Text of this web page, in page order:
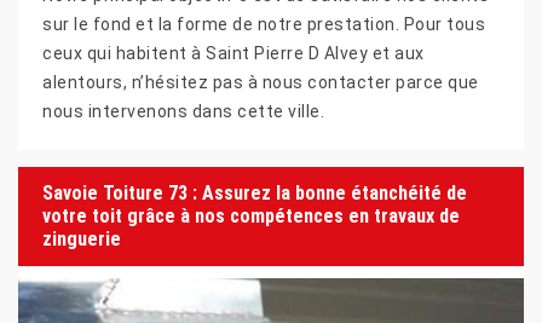
sur le fond et la forme de notre prestation. Pour tous
ceux qui habitent à Saint Pierre D Alvey et aux
alentours, n’hésitez pas à nous contacter parce que
nous intervenons dans cette ville.
Savoie Toiture 73 : Assurez la bonne étanchéité de
votre toit grâce à nos compétences en travaux de
zinguerie